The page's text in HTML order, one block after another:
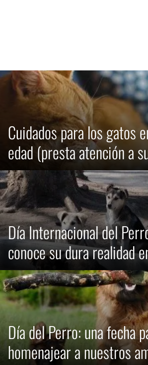
Cuidados para los gatos
edad (presta atención a
Día Internacional del
conoce su dura realidad
Día del Perro: una fecha
homenajear a nuestros